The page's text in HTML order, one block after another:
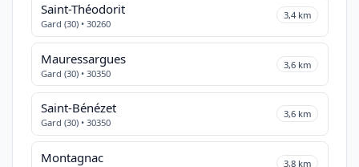
Saint-Théodorit
Gard (30) • 30260
3,4 km
Mauressargues
Gard (30) • 30350
3,6 km
Saint-Bénézet
Gard (30) • 30350
3,6 km
Montagnac 3,8 km